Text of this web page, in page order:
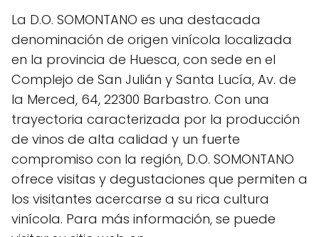
La D.O. SOMONTANO es una destacada
denominación de origen vinícola localizada
en la provincia de Huesca, con sede en el
Complejo de San Julián y Santa Lucía, Av. de
la Merced, 64, 22300 Barbastro. Con una
trayectoria caracterizada por la producción
de vinos de alta calidad y un fuerte
compromiso con la región, D.O. SOMONTANO
ofrece visitas y degustaciones que permiten a
los visitantes acercarse a su rica cultura
vinícola. Para más información, se puede